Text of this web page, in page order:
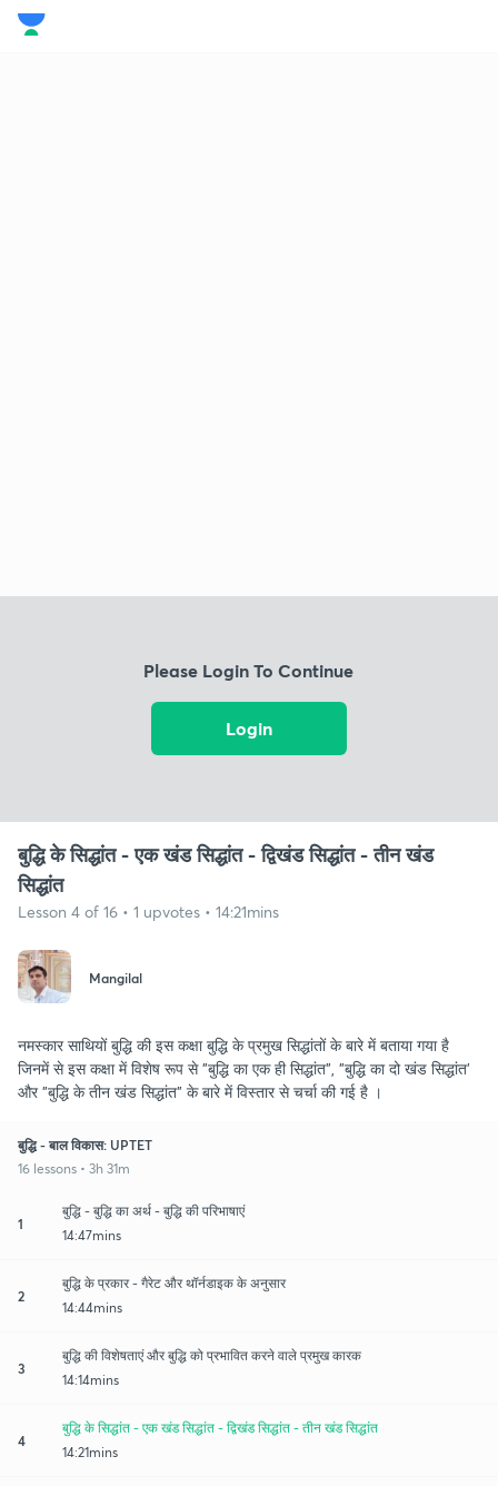
Please Login To Continue
Login
बुद्धि के सिद्धांत - एक खंड सिद्धांत - द्विखंड सिद्धांत - तीन खंड
सिद्धांत
Lesson 4 of 16 • 1 upvotes • 14:21mins
Mangilal
नमस्कार साथियों बुद्धि की इस कक्षा बुद्धि के प्रमुख सिद्धांतों के बारे में बताया गया है
जिनमें से इस कक्षा में विशेष रूप से "बुद्धि का एक ही सिद्धांत", "बुद्धि का दो खंड सिद्धांत'
और "बुद्धि के तीन खंड सिद्धांत" के बारे में विस्तार से चर्चा की गई है ।
बुद्धि - बाल विकास: UPTET
16 lessons • 3h 31m
1
बुद्धि - बुद्धि का अर्थ - बुद्धि की परिभाषाएं
14:47mins
2
बुद्धि के प्रकार - गैरेट और थॉर्नडाइक के अनुसार
14:44mins
3
बुद्धि की विशेषताएं और बुद्धि को प्रभावित करने वाले प्रमुख कारक
14:14mins
4
बुद्धि के सिद्धांत - एक खंड सिद्धांत - द्विखंड सिद्धांत - तीन खंड सिद्धांत
14:21mins